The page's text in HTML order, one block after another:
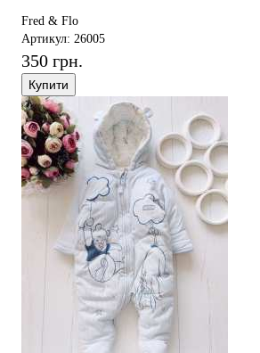
Fred & Flo
Артикул: 26005
350 грн.
Купити